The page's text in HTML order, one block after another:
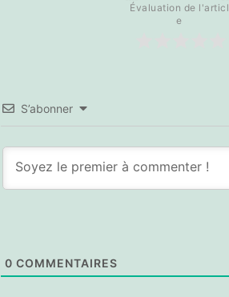
Évaluation de l'articl
e
S’abonner
0 COMMENTAIRES